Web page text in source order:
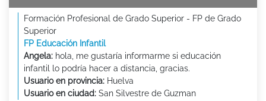
Formación Profesional de Grado Superior - FP de Grado
Superior
FP Educación Infantil
Angela: hola, me gustaría informarme si educación
infantil lo podría hacer a distancia, gracias.
Usuario en provincia: Huelva
Usuario en ciudad: San Silvestre de Guzman